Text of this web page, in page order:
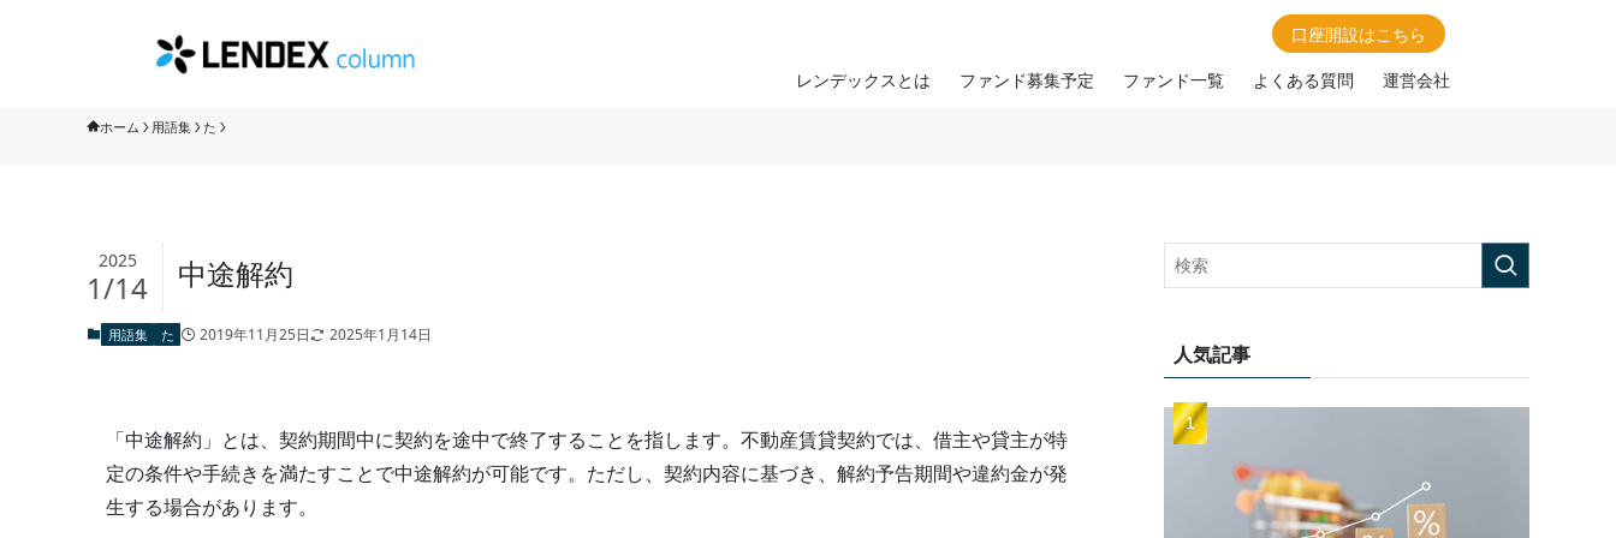
口座開設はこちら
レンデックスとは ファンド募集予定 ファンド一覧 よくある質問 運営会社
ホーム 用語集 た
中途解約
2025
1/14
用語集 た 2019年11月25日 2025年1月14日
「中途解約」とは、契約期間中に契約を途中で終了することを指します。不動産賃貸契約では、借主や貸主が特
定の条件や手続きを満たすことで中途解約が可能です。ただし、契約内容に基づき、解約予告期間や違約金が発
生する場合があります。
人気記事